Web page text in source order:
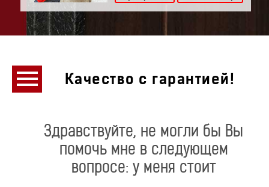
Качество с гарантией!
Здравствуйте, не могли бы Вы
помочь мне в следующем
вопросе: у меня стоит